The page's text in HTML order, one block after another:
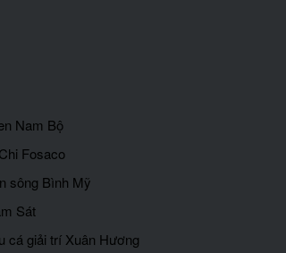
Nam Bộ
Fosaco
sông Bình Mỹ
Sát
cá giải trí Xuân Hương